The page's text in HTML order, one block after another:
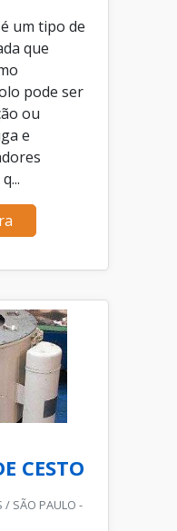
um tipo de
que
pode ser
ou
e
CESTO
/ SÃO PAULO -